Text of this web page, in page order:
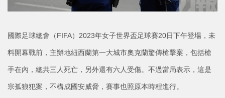
國際足球總會（FIFA）2023年女子世界盃足球賽20日下午登場，未
料開幕戰前，主辦地紐西蘭第一大城市奧克蘭驚傳槍擊案，包括槍
手在內，總共三人死亡，另外還有六人受傷。不過當局表示，這是
宗孤狼犯案，不構成國安威脅，賽事也照原本時程進行。